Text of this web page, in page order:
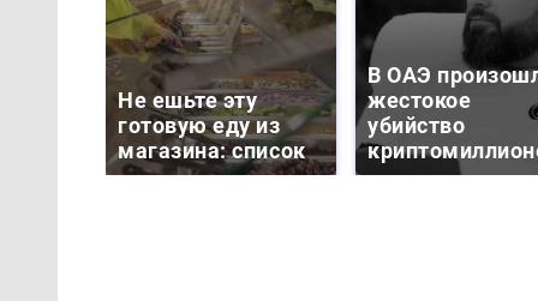
Не ешьте эту
готовую еду из
магазина: список
В ОАЭ
жестокое
убийство